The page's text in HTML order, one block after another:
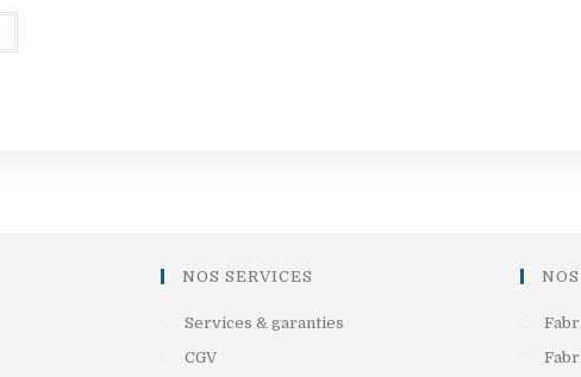
NOS SERVICES
Services & garantiesS’ouvre
CGVS’ouvre